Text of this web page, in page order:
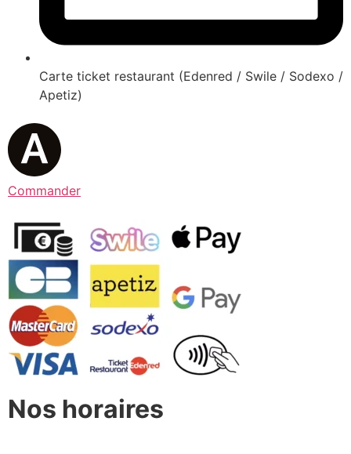
Carte ticket restaurant (Edenred / Swile / Sodexo /
Apetiz)
Commander
Nos horaires